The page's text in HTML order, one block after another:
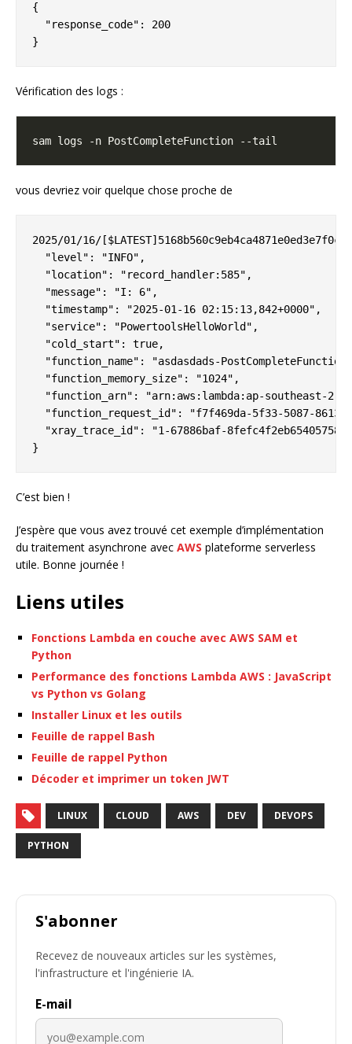
{
  "response_code": 200
Vérification des logs :
vous devriez voir quelque chose proche de
2025/01/16/
  "level": "INFO",
  "location": "record_handler:585",
  "message": "I: 6",
  "timestamp": "2025-01-16 02:15:13,842+0000",
  "service": "PowertoolsHelloWorld",
  "cold_start": true,
"function_name": "asdasdads-
  "function_memory_size": "1024",
"function_arn": "arn:aws:lambda:ap-southeast-
"function_request_id": "f7f469da-5f33-5087-8613-
"xray_trace_id": "1-67886baf-
C’est bien !
J’espère que vous avez trouvé cet exemple d’implémentation
du traitement asynchrone avec AWS plateforme serverless
utile. Bonne journée !
Liens utiles
Fonctions Lambda en couche avec AWS SAM et
Python
Performance des fonctions Lambda AWS : JavaScript
vs Python vs Golang
Installer Linux et les outils
Feuille de rappel Bash
Feuille de rappel Python
Décoder et imprimer un token JWT
LINUX CLOUD AWS DEV DEVOPS
PYTHON
S'abonner
Recevez de nouveaux articles sur les systèmes,
l'infrastructure et l'ingénierie IA.
E-mail